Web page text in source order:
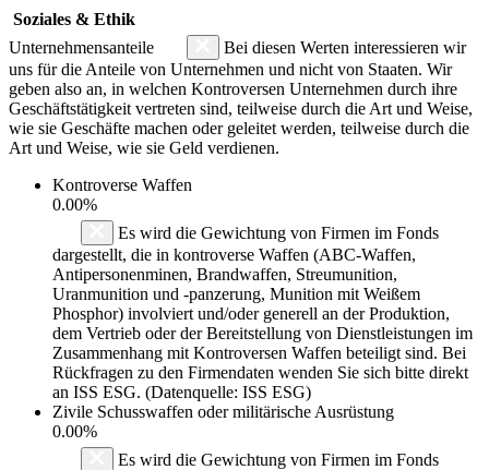
Soziales & Ethik
Unternehmensanteile
Bei diesen Werten interessieren wir
uns für die Anteile von Unternehmen und nicht von Staaten. Wir
geben also an, in welchen Kontroversen Unternehmen durch ihre
Geschäftstätigkeit vertreten sind, teilweise durch die Art und Weise,
wie sie Geschäfte machen oder geleitet werden, teilweise durch die
Art und Weise, wie sie Geld verdienen.
Kontroverse Waffen
0.00%
Es wird die Gewichtung von Firmen im Fonds
dargestellt, die in kontroverse Waffen (ABC-Waffen,
Antipersonenminen, Brandwaffen, Streumunition,
Uranmunition und -panzerung, Munition mit Weißem
Phosphor) involviert und/oder generell an der Produktion,
dem Vertrieb oder der Bereitstellung von Dienstleistungen im
Zusammenhang mit Kontroversen Waffen beteiligt sind. Bei
Rückfragen zu den Firmendaten wenden Sie sich bitte direkt
an ISS ESG. (Datenquelle: ISS ESG)
Zivile Schusswaffen oder militärische Ausrüstung
0.00%
Es wird die Gewichtung von Firmen im Fonds